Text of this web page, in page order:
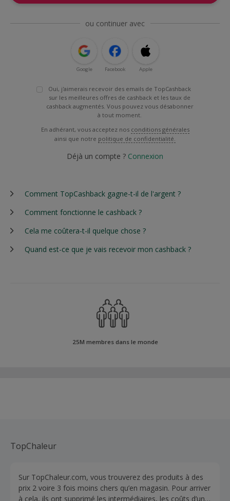
ou continuer avec
Google Facebook Apple
Oui, j'aimerais recevoir des emails de TopCashback
sur les meilleures offres de cashback et les taux de
cashback augmentés. Vous pouvez vous désabonner
à tout moment.
En adhérant, vous acceptez nos conditions générales
ainsi que notre politique de confidentialité.
Déjà un compte ? Connexion
Comment TopCashback gagne-t-il de l'argent ?
Comment fonctionne le cashback ?
Cela me coûtera-t-il quelque chose ?
Quand est-ce que je vais recevoir mon cashback ?
25M membres dans le monde
TopChaleur
Sur TopChaleur.com, vous trouverez des produits à des
prix 2 voire 3 fois moins chers qu’en magasin. Pour arriver
à cela, ils ont supprimé les intermédiaires, les coûts d’un